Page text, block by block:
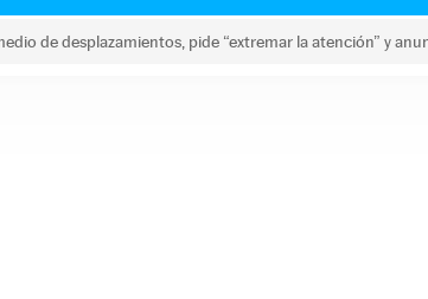
de desplazamientos, pide “extremar la atención” y